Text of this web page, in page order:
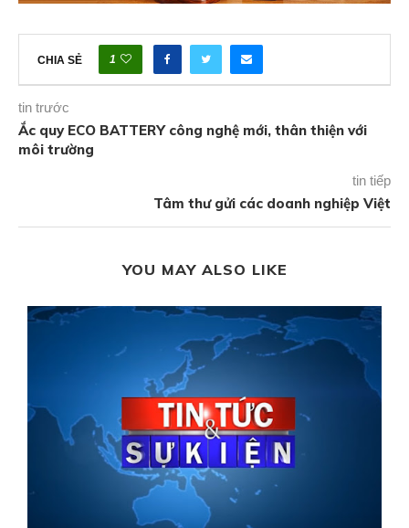
CHIA SẺ 1
tin trước
Ắc quy ECO BATTERY công nghệ mới, thân thiện với
môi trường
tin tiếp
Tâm thư gửi các doanh nghiệp Việt
YOU MAY ALSO LIKE